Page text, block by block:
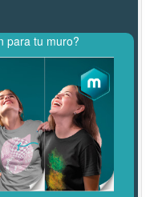
para tu muro?